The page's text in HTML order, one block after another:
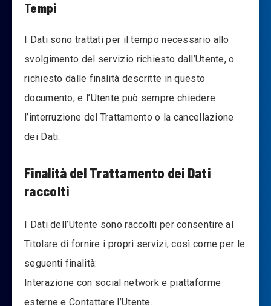
Tempi
I Dati sono trattati per il tempo necessario allo
svolgimento del servizio richiesto dall’Utente, o
richiesto dalle finalità descritte in questo
documento, e l’Utente può sempre chiedere
l’interruzione del Trattamento o la cancellazione
dei Dati.
Finalità del Trattamento dei Dati
raccolti
I Dati dell’Utente sono raccolti per consentire al
Titolare di fornire i propri servizi, così come per le
seguenti finalità:
Interazione con social network e piattaforme
esterne e Contattare l’Utente.